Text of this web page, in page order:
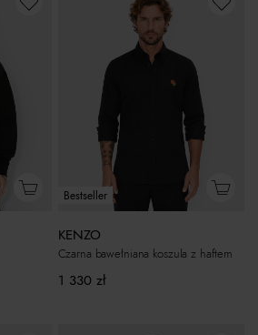
Bestseller
KENZO
Czarna bawełniana koszula z haftem
1 330 zł